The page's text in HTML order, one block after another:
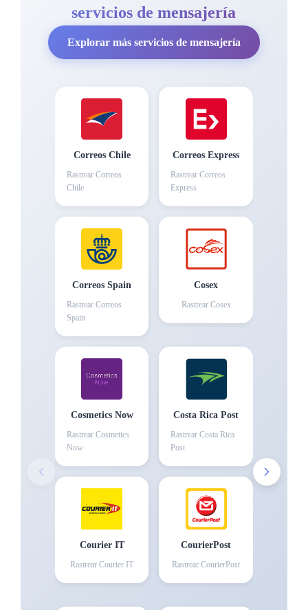
servicios de mensajería
Explorar más servicios de mensajería
Correos Chile
Rastrear Correos
Chile
Correos Express
Rastrear Correos
Express
Correos Spain
Rastrear Correos
Spain
Cosex
Rastrear Cosex
Cosmetics Now
Rastrear Cosmetics
Now
Costa Rica Post
Rastrear Costa Rica
Post
Courier IT
Rastrear Courier IT
CourierPost
Rastrear CourierPost